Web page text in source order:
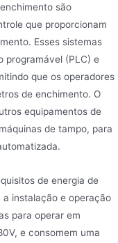
são
que proporcionam
Esses sistemas
programável (PLC) e
que os operadores
de enchimento. O
equipamentos de
de tampo, para
de energia de
instalação e operação
para operar em
e consomem uma